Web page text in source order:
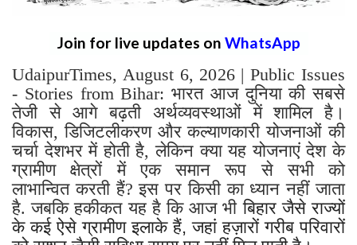
Join for live updates on WhatsApp
UdaipurTimes, August 6, 2026 | Public Issues
- Stories from Bihar: भारत आज दुनिया की सबसे
तेजी से आगे बढ़ती अर्थव्यवस्थाओं में शामिल है।
विकास, डिजिटलीकरण और कल्याणकारी योजनाओं की
चर्चा देशभर में होती है, लेकिन क्या यह योजनाएं देश के
ग्रामीण क्षेत्रों में एक समान रूप से सभी को
लाभान्वित करती हैं? इस पर किसी का ध्यान नहीं जाता
है. जबकि हकीकत यह है कि आज भीबिहार जैसे राज्यों
के कई ऐसे ग्रामीण इलाके हैं, जहां हज़ारों गरीब परिवारों